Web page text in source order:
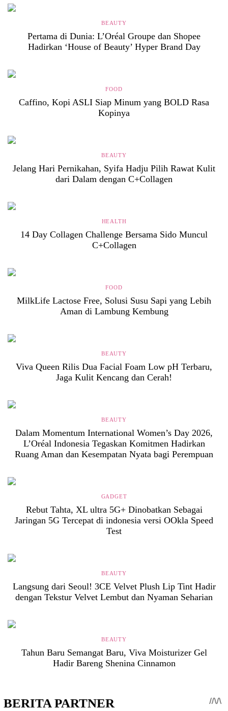
BEAUTY
Pertama di Dunia: L’Oréal Groupe dan Shopee
Hadirkan ‘House of Beauty’ Hyper Brand Day
FOOD
Caffino, Kopi ASLI Siap Minum yang BOLD Rasa
Kopinya
BEAUTY
Jelang Hari Pernikahan, Syifa Hadju Pilih Rawat Kulit
dari Dalam dengan C+Collagen
HEALTH
14 Day Collagen Challenge Bersama Sido Muncul
C+Collagen
FOOD
MilkLife Lactose Free, Solusi Susu Sapi yang Lebih
Aman di Lambung Kembung
BEAUTY
Viva Queen Rilis Dua Facial Foam Low pH Terbaru,
Jaga Kulit Kencang dan Cerah!
BEAUTY
Dalam Momentum International Women’s Day 2026,
L’Oréal Indonesia Tegaskan Komitmen Hadirkan
Ruang Aman dan Kesempatan Nyata bagi Perempuan
GADGET
Rebut Tahta, XL ultra 5G+ Dinobatkan Sebagai
Jaringan 5G Tercepat di indonesia versi OOkla Speed
Test
BEAUTY
Langsung dari Seoul! 3CE Velvet Plush Lip Tint Hadir
dengan Tekstur Velvet Lembut dan Nyaman Seharian
BEAUTY
Tahun Baru Semangat Baru, Viva Moisturizer Gel
Hadir Bareng Shenina Cinnamon